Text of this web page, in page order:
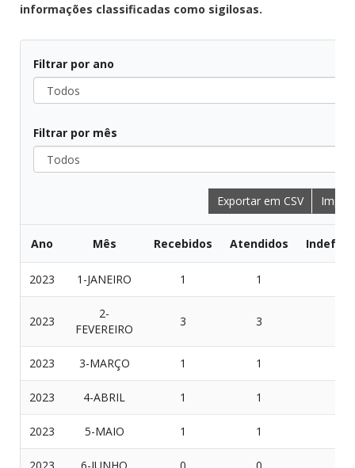
informações classificadas como sigilosas.
Filtrar por ano
Todos
Filtrar por mês
Todos
Exportar em CSV
Ano Mês Recebidos Atendidos
2023 1-JANEIRO 1 1
2023
2-
FEVEREIRO
3 3
2023 3-MARÇO 1 1
2023 4-ABRIL 1 1
2023 5-MAIO 1 1